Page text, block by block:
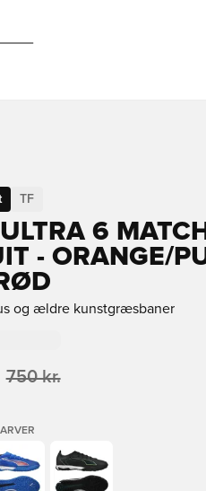
TF
6
- ORANGE/
og ældre kunstgræsbaner
750 kr.